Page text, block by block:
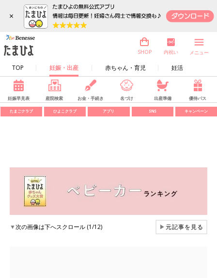
×
TOP 妊娠・出産 赤ちゃん・育児 妊活
SHOP 内祝い メニュー
妊娠早見表 産院検索 お金・手続き 名づけ 出産準備 優待パス
たまごクラブ ひよこクラブ アプリ SNS キャンペーン
▼次の画像は下へスクロール (1/12) ▶元記事を見る